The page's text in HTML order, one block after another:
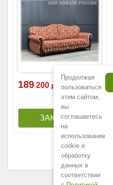
189 200 р.
Продолжая
пользоваться
этим сайтом,
вы
соглашаетесь
на
использование
cookie и
обработку
данных в
соответствии